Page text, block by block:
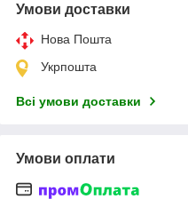
Умови доставки
Нова Пошта
Укрпошта
Всі умови доставки
Умови оплати